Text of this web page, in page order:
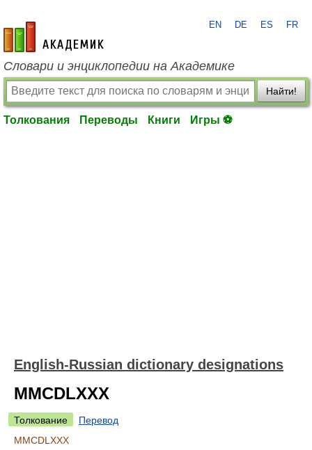
academic.ru
EN DE ES FR
Словари и энциклопедии на Академике
Найти!
Толкования Переводы Книги Игры ⚽
English-Russian dictionary designations
MMCDLXXX
Толкование
Перевод
MMCDLXXX